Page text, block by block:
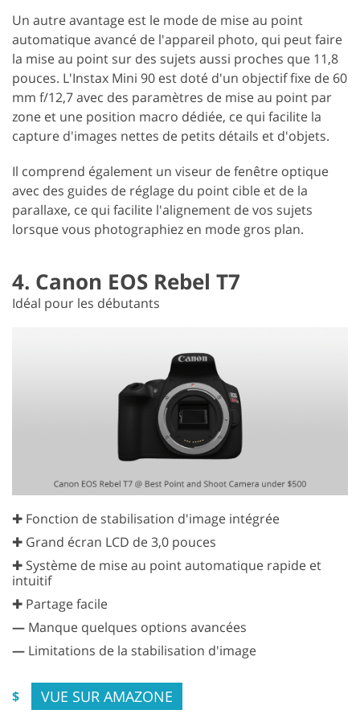
Un autre avantage est le mode de mise au point
automatique avancé de l'appareil photo, qui peut faire
la mise au point sur des sujets aussi proches que 11,8
pouces. L'Instax Mini 90 est doté d'un objectif fixe de 60
mm f/12,7 avec des paramètres de mise au point par
zone et une position macro dédiée, ce qui facilite la
capture d'images nettes de petits détails et d'objets.
Il comprend également un viseur de fenêtre optique
avec des guides de réglage du point cible et de la
parallaxe, ce qui facilite l'alignement de vos sujets
lorsque vous photographiez en mode gros plan.
4. Canon EOS Rebel T7
Idéal pour les débutants
✚ Fonction de stabilisation d'image intégrée
✚ Grand écran LCD de 3,0 pouces
✚ Système de mise au point automatique rapide et
intuitif
✚ Partage facile
— Manque quelques options avancées
— Limitations de la stabilisation d'image
$ VUE SUR AMAZONE